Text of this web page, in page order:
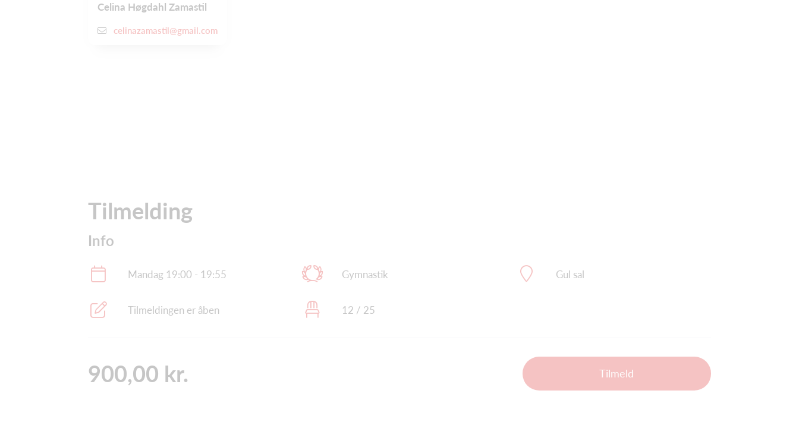
Celina Høgdahl Zamastil
celinazamastil@gmail.com
Tilmelding
Info
Mandag 19:00 - 19:55 Gymnastik Gul sal
Tilmeldingen er åben 12 / 25
900,00 kr. Tilmeld